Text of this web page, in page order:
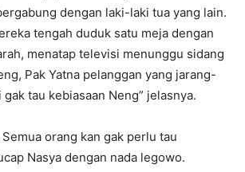
dengan laki-laki tua yang lain.
tengah duduk satu meja dengan
menatap televisi menunggu sidang
Pak Yatna pelanggan yang jarang-
tau kebiasaan Neng” jelasnya.
Semua orang kan gak perlu tau
Nasya dengan nada legowo.